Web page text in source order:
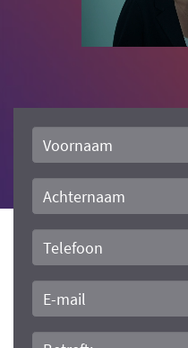
Voornaam
Achternaam
Telefoon
E-
mail
Bericht